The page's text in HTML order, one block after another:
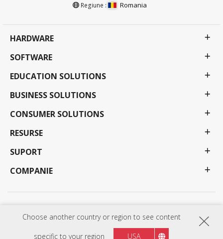
Choose another country or region to see content
specific to your region USA
Regiune : Romania
HARDWARE
SOFTWARE
EDUCATION SOLUTIONS
BUSINESS SOLUTIONS
CONSUMER SOLUTIONS
RESURSE
SUPORT
COMPANIE
Programele, specificațiile, prețurile și disponibilitatea pot fi modificate fără notificare. Selecțiile,
ofertele și programele pot varia în funcție de țară; consultați reprezentantul dvs. ViewSonic
pentru detalii complete. Copyright © ViewSonic Corporation 2000-:thisYear . Toate drepturile